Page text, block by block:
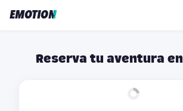
EMOTION
!
Reserva tu aventura en